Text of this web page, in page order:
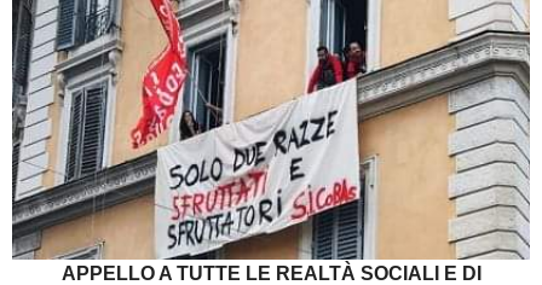
APPELLO A TUTTE LE REALTÀ SOCIALI E DI